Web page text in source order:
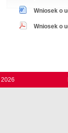
Wniosek o
Wniosek o
2026